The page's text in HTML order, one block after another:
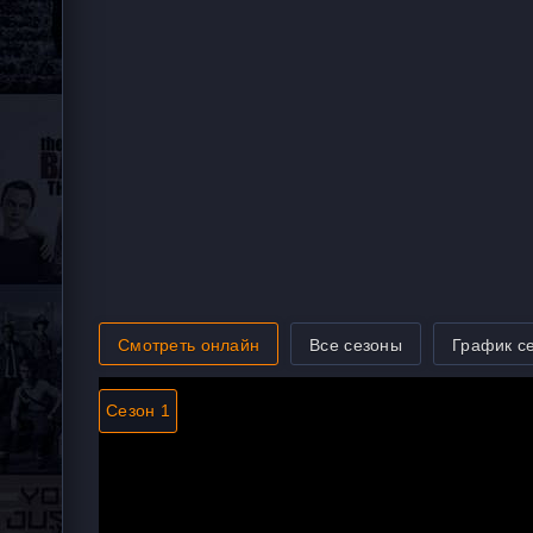
Смотреть онлайн Все сезоны График
Сезон 1